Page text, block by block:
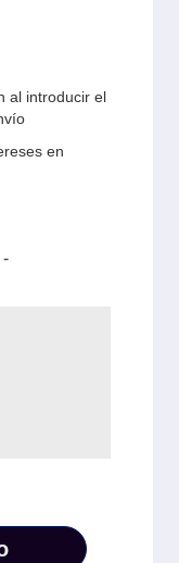
al introducir el
en
-